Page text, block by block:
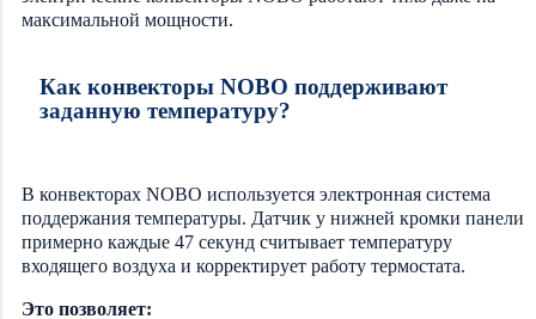
максимальной мощности.
Как конвекторы NOBO поддерживают
заданную температуру?
В конвекторах NOBO используется электронная система
поддержания температуры. Датчик у нижней кромки панели
примерно каждые 47 секунд считывает температуру
входящего воздуха и корректирует работу термостата.
Это позволяет: